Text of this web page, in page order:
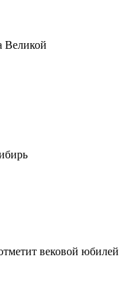
Великой
вековой юбилей